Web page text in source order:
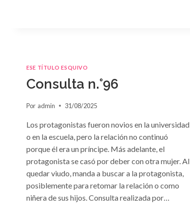
ESE TÍTULO ESQUIVO
Consulta n.°96
Por admin 31/08/2025
Los protagonistas fueron novios en la universidad
o en la escuela, pero la relación no continuó
porque él era un príncipe. Más adelante, el
protagonista se casó por deber con otra mujer. Al
quedar viudo, manda a buscar a la protagonista,
posiblemente para retomar la relación o como
niñera de sus hijos. Consulta realizada por…